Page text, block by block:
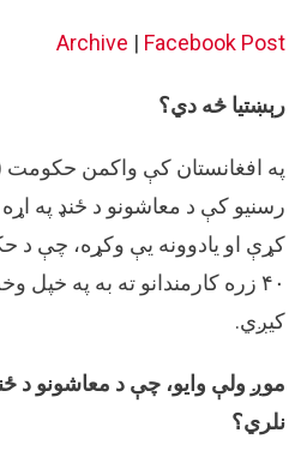
Archive | Facebook Post
رېښتیا څه دي؟
په افغانستان کې واکمن حکومت
رسنیو کې د معاشونو د ځنډ په
۴۰ زره کارمندانو ته به په
کیږي.
موږ ولې وایو، چې د معاشونو د
نلري؟